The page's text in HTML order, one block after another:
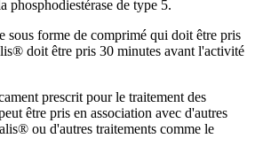
phosphodiestérase de type 5.
forme de comprimé qui doit être pris
doit être pris 30 minutes avant l'activité
prescrit pour le traitement des
être pris en association avec d'autres
ou d'autres traitements comme le